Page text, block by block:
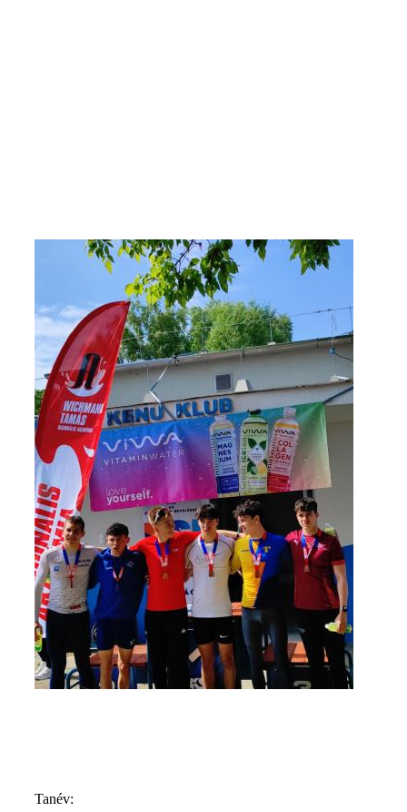
Tanév: